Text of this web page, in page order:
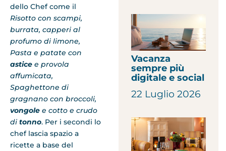
dello Chef come il
Risotto con scampi,
burrata, capperi al
profumo di limone,
Pasta e patate con
astice e provola
affumicata,
Spaghettone di
gragnano con broccoli,
vongole e cotto e crudo
di tonno. Per i secondi lo
chef lascia spazio a
ricette a base del
Vacanza
sempre più
digitale e social
22 Luglio 2026